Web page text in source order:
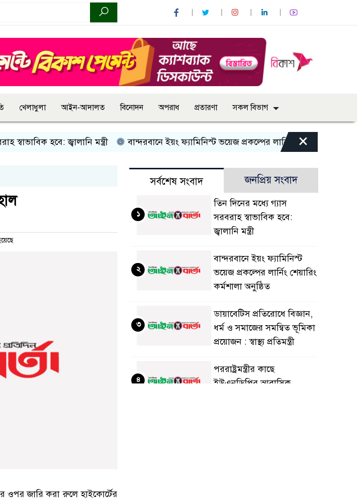
খেলাধুলা আইন-আদালত বিনোদন অপরাধ প্রতারণা সকল বিভাগ
হবে: জ্বালানি মন্ত্রী বান্দরবানে ইয়ং ফ্যামিনিস্ট ভয়েজ প্রকল্পের লার্নিং শেয়ারিং কর্মশালা
×
ওপর জারি করা রুলে হাইকোর্টের
সর্বশেষ সংবাদ জনপ্রিয় সংবাদ
তিন দিনের মধ্যে গ্যাস
সরবরাহ স্বাভাবিক হবে:
জ্বালানি মন্ত্রী
১
বান্দরবানে ইয়ং ফ্যামিনিস্ট
ভয়েজ প্রকল্পের লার্নিং শেয়ারিং
কর্মশালা অনুষ্ঠিত
২
ডায়াবেটিস প্রতিরোধে বিজ্ঞান,
ধর্ম ও সমাজের সমন্বিত ভূমিকা
প্রয়োজন : স্বাস্থ্য প্রতিমন্ত্রী
৩
পররাষ্ট্রমন্ত্রীর কা‌ছে
ইউএনডিপির আবাসিক
৪